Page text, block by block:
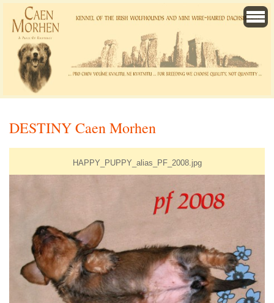
DESTINY Caen Morhen
HAPPY_PUPPY_alias_PF_2008.jpg